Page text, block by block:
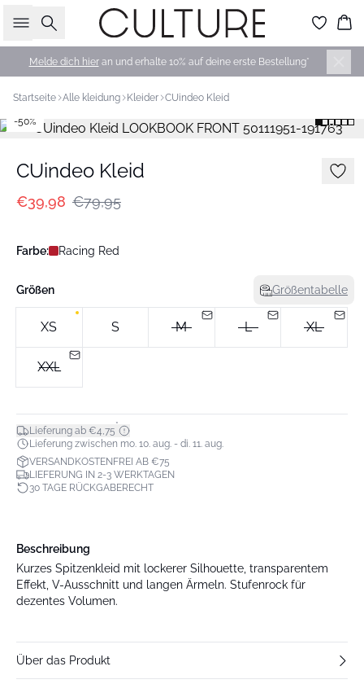
Suche
Melde dich hieran und erhalte 10% auf deine erste Bestellung*
Startseite Alle kleidung Kleider CUindeo Kleid
-50%
CUindeo Kleid
€39,98 €79,95
Farbe: Racing Red
Größen Größentabelle
XS S M L XL
XXL
Lieferung ab €4,75*
Lieferung zwischen mo. 10. aug. - di. 11. aug.
VERSANDKOSTENFREI AB €75
LIEFERUNG IN 2-3 WERKTAGEN
30 TAGE RÜCKGABERECHT
Beschreibung
Kurzes Spitzenkleid mit lockerer Silhouette, transparentem
Effekt, V-Ausschnitt und langen Ärmeln. Stufenrock für
dezentes Volumen.
Über das Produkt